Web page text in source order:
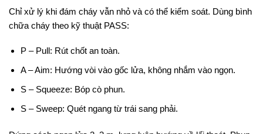
Chỉ xử lý khi đám cháy vẫn nhỏ và có thể kiểm soát. Dùng bình
chữa cháy theo kỹ thuật PASS:
P – Pull: Rút chốt an toàn.
A – Aim: Hướng vòi vào gốc lửa, không nhắm vào ngọn.
S – Squeeze: Bóp cò phun.
S – Sweep: Quét ngang từ trái sang phải.